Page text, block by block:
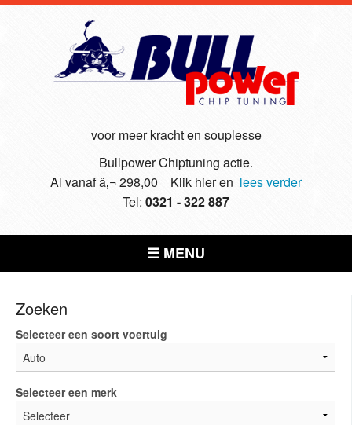
voor meer kracht en souplesse
Bullpower Chiptuning actie.
Al vanaf â‚¬ 298,00 Klik hier en lees verder
Tel: 0321 - 322 887
☰ MENU
Zoeken
Selecteer een soort voertuig
Selecteer een merk